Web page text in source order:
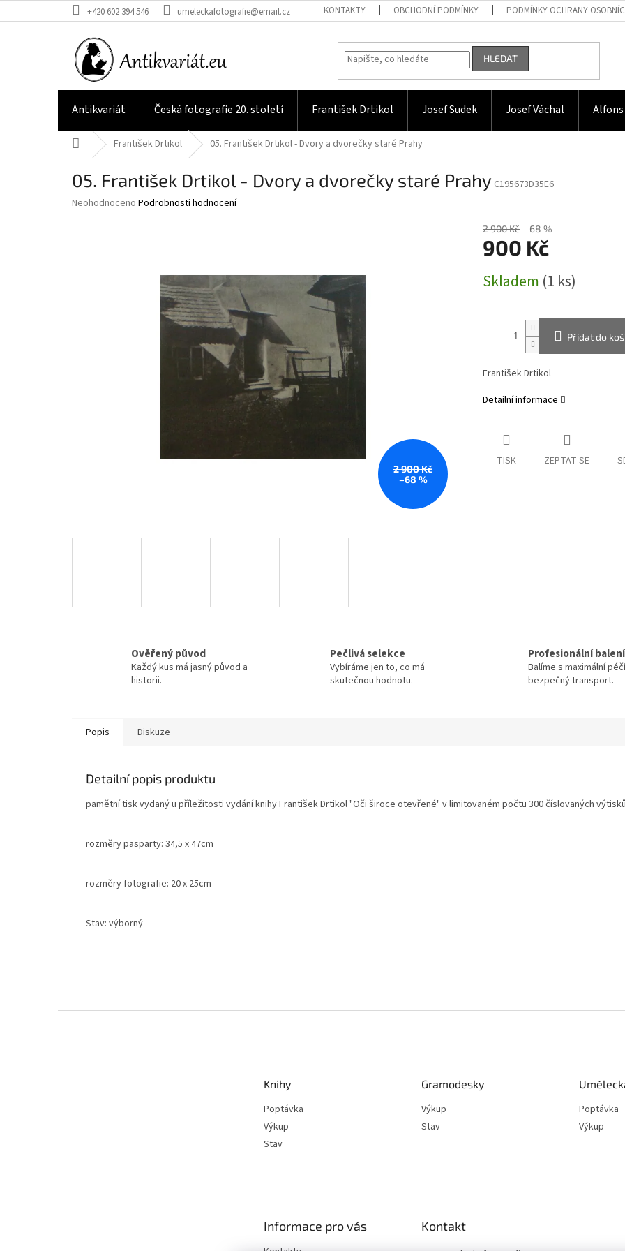
na
+420 602 394 546 umeleckafotografie@email.cz KONTAKTY OBCHODNÍ PODMÍNKY PODMÍNKY OCHRANY
HLEDAT
Antikvariát Česká fotografie 20. století František Drtikol Josef Sudek Josef Váchal Alfons
Domů František Drtikol 05. František Drtikol - Dvory a dvorečky staré Prahy
05. František Drtikol - Dvory a dvorečky staré Prahy C195673D35E6
Průměrné
Neohodnoceno Podrobnosti hodnocení
2 900 Kč
–68 %
2 900 Kč –68 %
900 Kč
cena:
Skladem (1 ks)
Přidat do
František Drtikol
Detailní informace
TISK ZEPTAT SE
Ověřený původ
Každý kus má jasný původ a
historii.
Pečlivá selekce
Vybíráme jen to, co má
skutečnou hodnotu.
Profesionální balení
Balíme s maximální
bezpečný transport.
Popis Diskuze
Detailní popis produktu
pamětní tisk vydaný u příležitosti vydání knihy František Drtikol "Oči široce otevřené" v limitovaném počtu 300 číslovaných
rozměry pasparty: 34,5 x 47cm
rozměry fotografie: 20 x 25cm
Stav: výborný
Knihy
Poptávka
Výkup
Stav
Gramodesky
Výkup
Stav
Poptávka
Výkup
Informace pro vás Kontakt